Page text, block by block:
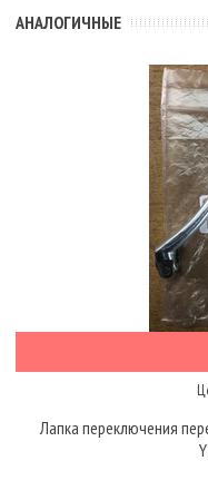
АНАЛОГИЧНЫЕ
Лапка переключения